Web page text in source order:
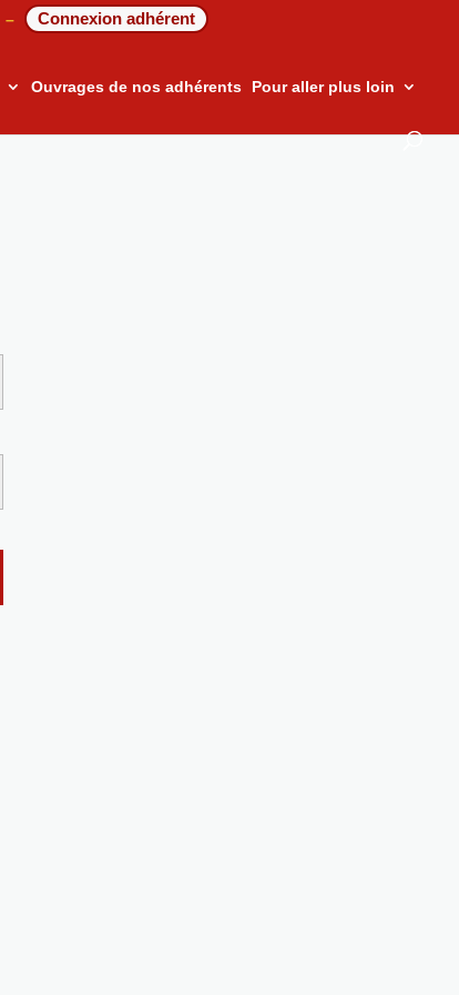
– Connexion adhérent
Ouvrages de nos adhérents Pour aller plus loin